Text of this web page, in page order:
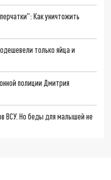
Как уничтожить
только яйца и
полиции Дмитрия
ВСУ. Но беды для малышей не